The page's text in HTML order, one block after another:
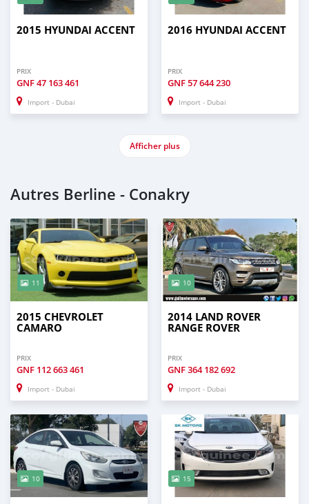
2015 HYUNDAI ACCENT
PRIX
GNF47 163 461
Import - Dubai
2016 HYUNDAI ACCENT
PRIX
GNF57 644 230
Import - Dubai
Afficher plus
Autres Berline - Conakry
11
2015 CHEVROLET
CAMARO
PRIX
GNF 112 663 461
Import - Dubai
10
2014 LAND ROVER
RANGE ROVER
PRIX
GNF364 182 692
Import - Dubai
10 15